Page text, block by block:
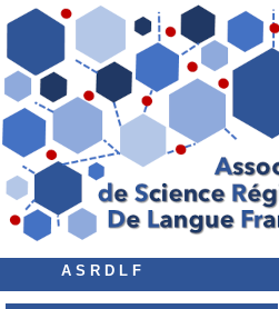
A S R D L F